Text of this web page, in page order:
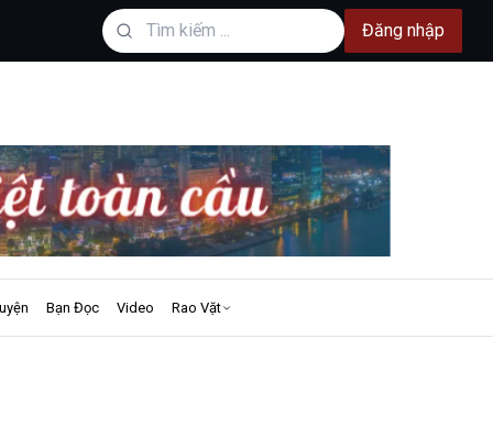
Đăng nhập
Bạn Đọc Video Rao Vặt